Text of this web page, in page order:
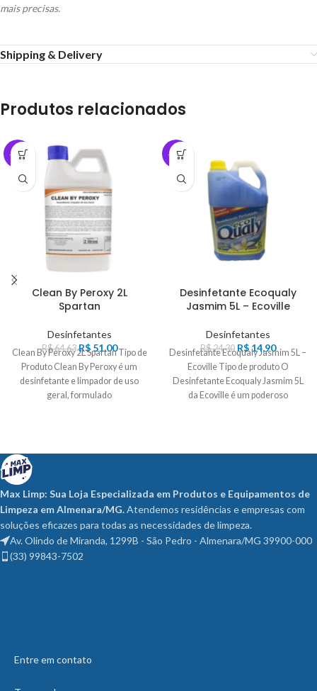
mais precisas.
Shipping & Delivery
Produtos relacionados
-21%
Clean By Peroxy 2L
Spartan
Desinfetantes
R$64,63 R$51,00
Clean By Peroxy 2L Spartan Tipo de
Produto Clean By Peroxy é um
desinfetante e limpador de uso
geral, formulado
-39%
Desinfetante Ecoqualy
Jasmim 5L – Ecoville
Desinfetantes
R$24,30 R$14,90
Desinfetante Ecoqualy Jasmim 5L –
Ecoville Tipo de produto O
Desinfetante Ecoqualy Jasmim 5L
da Ecoville é um poderoso
Max Limp: Sua Loja Especializada em Produtos e Equipamentos de
Limpeza em Almenara/MG.Atendemos residências e empresas com
soluções eficazes para todas as necessidades de limpeza.
Av. Olindo de Miranda, 1299B - São Pedro - Almenara/MG 39900-000
(33) 99843-7502
Entre em contato